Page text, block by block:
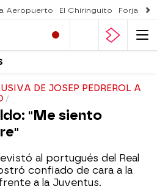
Aeropuerto El Chiringuito Forjado
DE JOSEP PEDREROL A
"Me siento
al portugués del Real
confiado de cara a la
a la Juventus.